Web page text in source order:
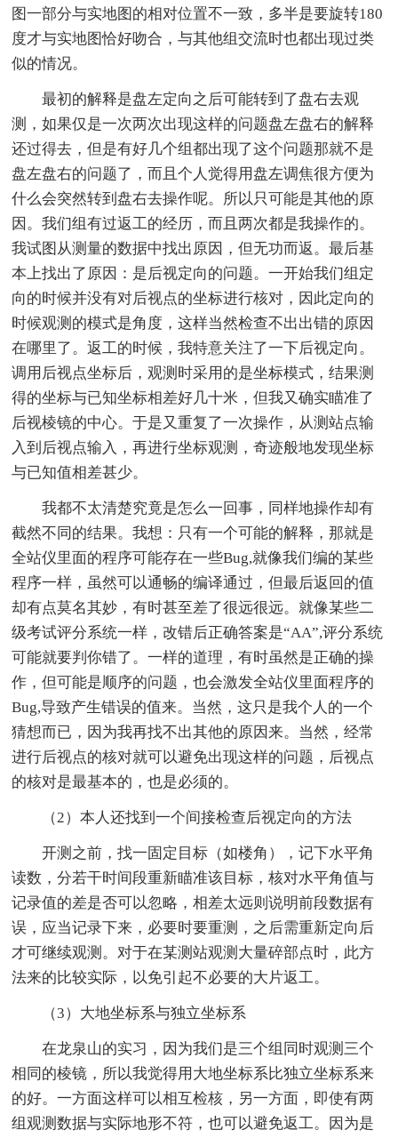
图一部分与实地图的相对位置不一致，多半是要旋转180
度才与实地图恰好吻合，与其他组交流时也都出现过类
似的情况。
最初的解释是盘左定向之后可能转到了盘右去观
测，如果仅是一次两次出现这样的问题盘左盘右的解释
还过得去，但是有好几个组都出现了这个问题那就不是
盘左盘右的问题了，而且个人觉得用盘左调焦很方便为
什么会突然转到盘右去操作呢。所以只可能是其他的原
因。我们组有过返工的经历，而且两次都是我操作的。
我试图从测量的数据中找出原因，但无功而返。最后基
本上找出了原因：是后视定向的问题。一开始我们组定
向的时候并没有对后视点的坐标进行核对，因此定向的
时候观测的模式是角度，这样当然检查不出出错的原因
在哪里了。返工的时候，我特意关注了一下后视定向。
调用后视点坐标后，观测时采用的是坐标模式，结果测
得的坐标与已知坐标相差好几十米，但我又确实瞄准了
后视棱镜的中心。于是又重复了一次操作，从测站点输
入到后视点输入，再进行坐标观测，奇迹般地发现坐标
与已知值相差甚少。
我都不太清楚究竟是怎么一回事，同样地操作却有
截然不同的结果。我想：只有一个可能的解释，那就是
全站仪里面的程序可能存在一些Bug,就像我们编的某些
程序一样，虽然可以通畅的编译通过，但最后返回的值
却有点莫名其妙，有时甚至差了很远很远。就像某些二
级考试评分系统一样，改错后正确答案是“AA”,评分系统
可能就要判你错了。一样的道理，有时虽然是正确的操
作，但可能是顺序的问题，也会激发全站仪里面程序的
Bug,导致产生错误的值来。当然，这只是我个人的一个
猜想而已，因为我再找不出其他的原因来。当然，经常
进行后视点的核对就可以避免出现这样的问题，后视点
的核对是最基本的，也是必须的。
（2）本人还找到一个间接检查后视定向的方法
开测之前，找一固定目标（如楼角），记下水平角
读数，分若干时间段重新瞄准该目标，核对水平角值与
记录值的差是否可以忽略，相差太远则说明前段数据有
误，应当记录下来，必要时要重测，之后需重新定向后
才可继续观测。对于在某测站观测大量碎部点时，此方
法来的比较实际，以免引起不必要的大片返工。
（3）大地坐标系与独立坐标系
在龙泉山的实习，因为我们是三个组同时观测三个
相同的棱镜，所以我觉得用大地坐标系比独立坐标系来
的好。一方面这样可以相互检核，另一方面，即使有两
组观测数据与实际地形不符，也可以避免返工。因为是